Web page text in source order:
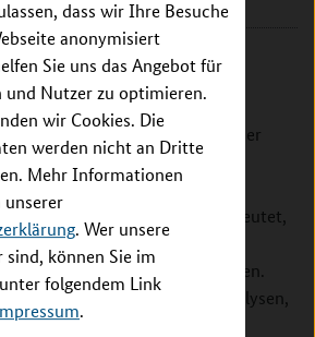
dass wir Ihre Besuche
anonymisiert
Sie uns das Angebot für
und Nutzer zu optimieren.
wir Cookies. Die
werden nicht an Dritte
Mehr Informationen
unserer
. Wer unsere
sind, können Sie im
folgendem Link
.
80636 München
Leitlinien empfehlen keinen
Ansatz für eine duale
nach perkutaner
wurden jedoch
Unterschiede in der
beobachtet, was darauf hindeutet,
anders auf
(TAH) ansprechen.
Ergebnisse von Post-hoc-Analysen,
Unterschiede in der